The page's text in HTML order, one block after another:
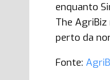
enquanto
The AgriBiz
perto da
Fonte: